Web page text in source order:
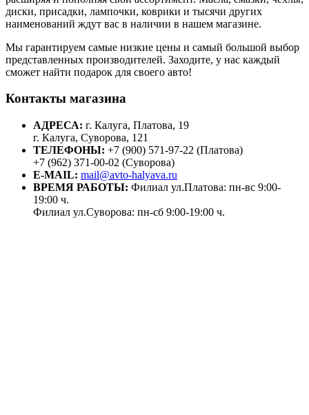
диски, присадки, лампочки, коврики и тысячи других
наименований ждут вас в наличии в нашем магазине.
Мы гарантируем самые низкие цены и самый большой выбор
представленных производителей. Заходите, у нас каждый
сможет найти подарок для своего авто!
Контакты магазина
АДРЕСА: г. Калуга, Платова, 19
г. Калуга, Суворова, 121
ТЕЛЕФОНЫ: +7 (900) 571-97-22 (Платова)
+7 (962) 371-00-02 (Суворова)
E-MAIL: mail@avto-halyava.ru
ВРЕМЯ РАБОТЫ: Филиал ул.Платова: пн-вс 9:00-
19:00 ч.
Филиал ул.Суворова: пн-сб 9:00-19:00 ч.